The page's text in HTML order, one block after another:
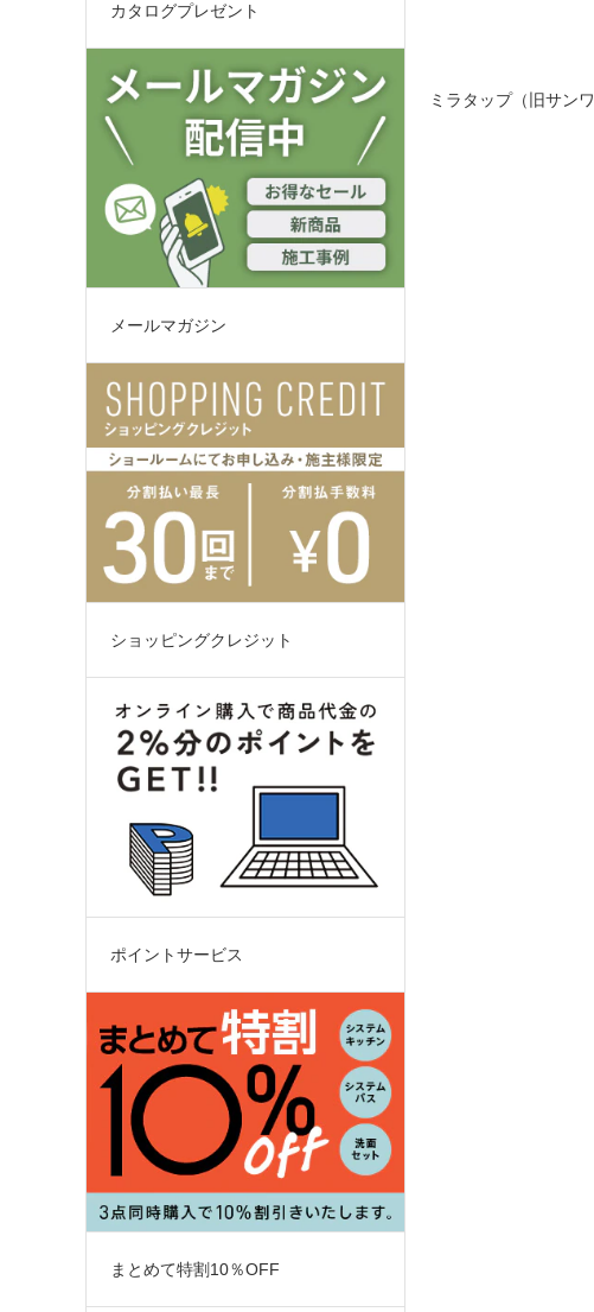
ミラタップ（旧サン
カタログプレゼント
メールマガジン
ショッピングクレジット
ポイントサービス
まとめて特割10％OFF